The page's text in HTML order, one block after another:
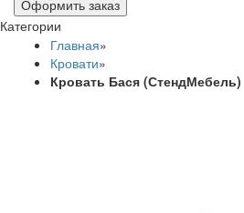
Оформить заказ
Категории
Главная»
Кровати»
Кровать Бася (СтендМебель)